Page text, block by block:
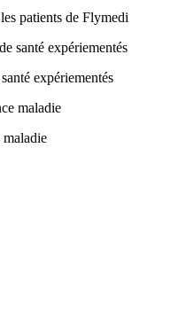
patients de Flymedi
expériementés
maladie